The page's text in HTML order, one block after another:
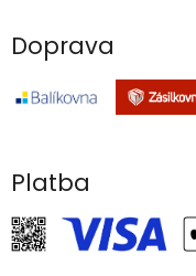
Doprava
Platba